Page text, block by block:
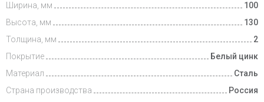
Ширина, мм
100
Высота, мм
130
Толщина, мм
2
Покрытие
Белый цинк
Материал
Сталь
Страна производства
Россия